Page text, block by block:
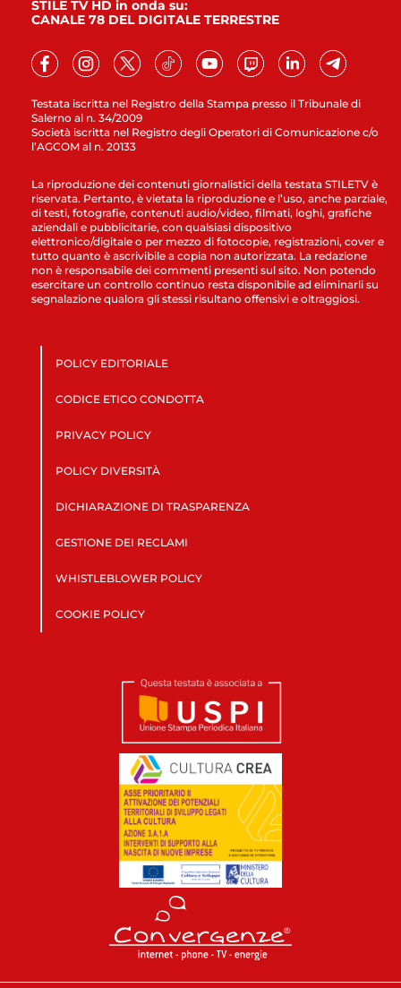
Testata iscritta nel Registro della Stampa presso il Tribunale di
Salerno al n. 34/2009
Società iscritta nel Registro degli Operatori di Comunicazione c/o
l’AGCOM al n. 20133
STILE TV HD in onda su:
CANALE 78 DEL DIGITALE TERRESTRE
La riproduzione dei contenuti giornalistici della testata STILETV è
riservata. Pertanto, è vietata la riproduzione e l’uso, anche parziale,
di testi, fotografie, contenuti audio/video, filmati, loghi, grafiche
aziendali e pubblicitarie, con qualsiasi dispositivo
elettronico/digitale o per mezzo di fotocopie, registrazioni, cover e
tutto quanto è ascrivibile a copia non autorizzata. La redazione
non è responsabile dei commenti presenti sul sito. Non potendo
esercitare un controllo continuo resta disponibile ad eliminarli su
segnalazione qualora gli stessi risultano offensivi e oltraggiosi.
POLICY EDITORIALE
CODICE ETICO CONDOTTA
PRIVACY POLICY
POLICY DIVERSITÀ
DICHIARAZIONE DI TRASPARENZA
GESTIONE DEI RECLAMI
WHISTLEBLOWER POLICY
COOKIE POLICY